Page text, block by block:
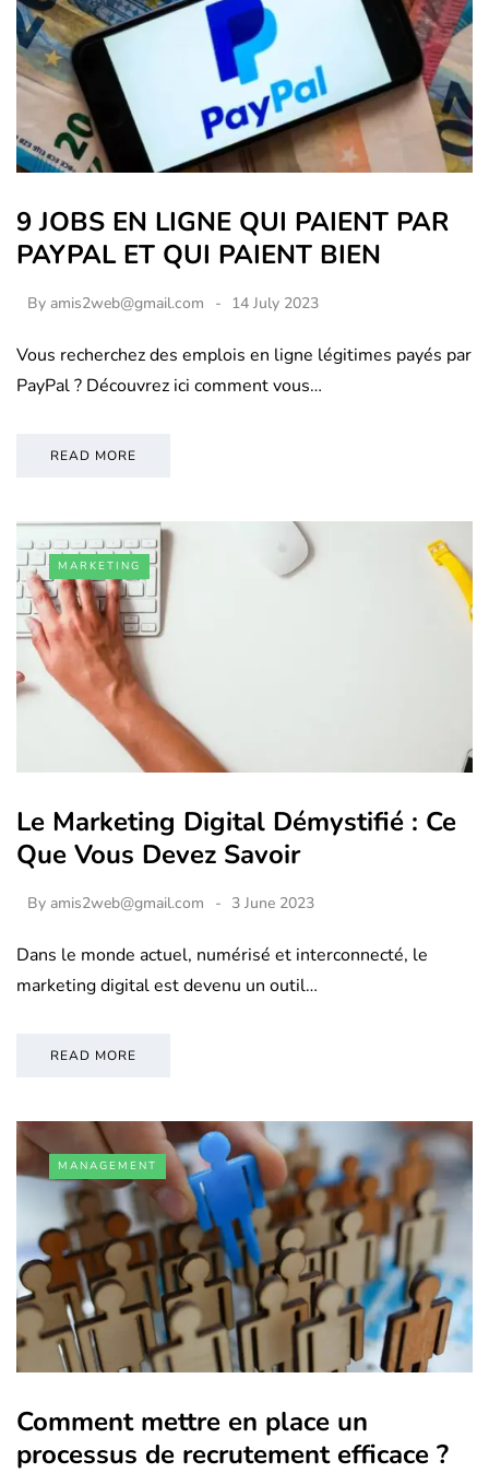
9 JOBS EN LIGNE QUI PAIENT PAR
PAYPAL ET QUI PAIENT BIEN
By amis2web@gmail.com 14 July 2023
Vous recherchez des emplois en ligne légitimes payés par
PayPal ? Découvrez ici comment vous…
READ MORE
MARKETING
Le Marketing Digital Démystifié : Ce
Que Vous Devez Savoir
By amis2web@gmail.com 3 June 2023
Dans le monde actuel, numérisé et interconnecté, le
marketing digital est devenu un outil…
READ MORE
MANAGEMENT
Comment mettre en place un
processus de recrutement efficace ?